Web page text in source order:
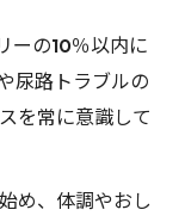
ーの10％以内に
尿路トラブルの
を常に意識して
め、体調やおし